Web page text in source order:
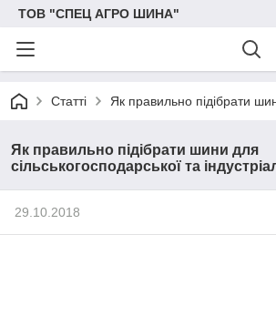
ТОВ "СПЕЦ АГРО ШИНА"
Статті Як правильно підібрати
Як правильно підібрати шини для
сільськогосподарської та
29.10.2018